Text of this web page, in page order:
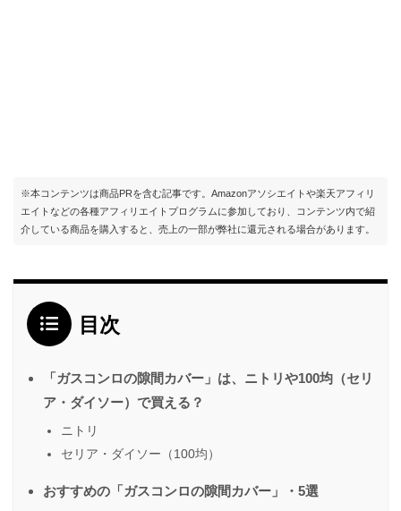
※本コンテンツは商品PRを含む記事です。Amazonアソシエイトや楽天アフィリ
エイトなどの各種アフィリエイトプログラムに参加しており、コンテンツ内で紹
介している商品を購入すると、売上の一部が弊社に還元される場合があります。
目次
「ガスコンロの隙間カバー」は、ニトリや100均（セリ
ア・ダイソー）で買える？
ニトリ
セリア・ダイソー（100均）
おすすめの「ガスコンロの隙間カバー」・5選